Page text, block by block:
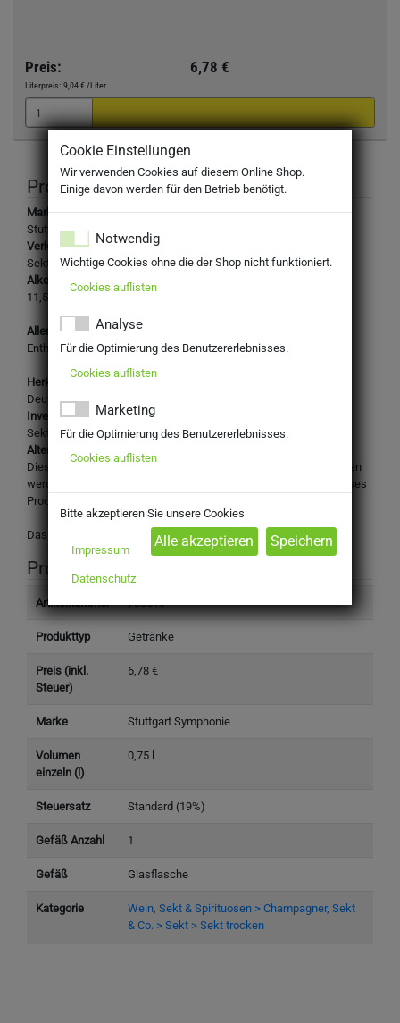
Preis: 6,78 €
Literpreis: 9,04 € /Liter
Produktbeschreibung
Marke:
Stuttgarter Symphonie
Verkehrsbezeichnung:
Sekt
Alkoholgehalt:
11,50% vol.
Allergene:
Enthält Sulfite
Herkunftsland:
Deutschland
Inverkehrbringer:
Sektkellerei Schloss Affaltrach, 74182 Obersulm
Altersbeschränkung:
Dieses Produkt darf nicht an Personen unter 16 Jahren abgegeben
werden. Mit Ihrer Bestellung bestätigen Sie, dass Sie das für dieses
Produkt gesetzlich vorgeschriebene Mindestalter haben.
Das Design des Produktes kann von der Abbildung abweichen.
Produktinformation
Artikelnummer 700510
Produkttyp Getränke
Preis (inkl.
Steuer)
6,78 €
Marke Stuttgart Symphonie
Volumen
einzeln (l)
0,75 l
Steuersatz Standard (19%)
Gefäß Anzahl 1
Gefäß Glasflasche
Kategorie
Wein, Sekt & Spirituosen > Champagner, Sekt
& Co. > Sekt > Sekt trocken
Cookie Einstellungen
Wir verwenden Cookies auf diesem Online Shop.
Einige davon werden für den Betrieb benötigt.
Notwendig
Wichtige Cookies ohne die der Shop nicht funktioniert.
Cookies auflisten
Analyse
Für die Optimierung des Benutzererlebnisses.
Cookies auflisten
Marketing
Für die Optimierung des Benutzererlebnisses.
Cookies auflisten
Bitte akzeptieren Sie unsere Cookies
Impressum
Datenschutz